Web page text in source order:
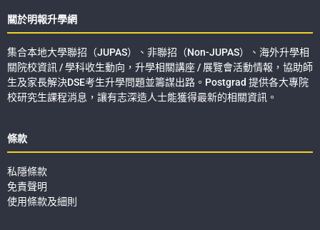
關於明報升學網
集合本地大學聯招（JUPAS）、非聯招（Non-JUPAS）、海外升學相
關院校資訊 / 學科收生動向，升學相關講座 / 展覽會活動情報，協助師
生及家長解決DSE考生升學問題並籌謀出路。Postgrad 提供各大專院
校研究生課程消息，讓有志深造人士能獲得最新的相關資訊。
條款
私隱條款
免責聲明
使用條款及細則